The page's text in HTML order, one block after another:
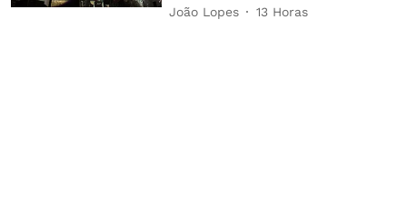
João Lopes 13 Horas